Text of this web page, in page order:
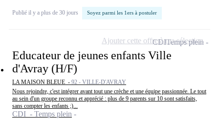
Publié il y a plus de 30 jours Soyez parmi les 1ers à postuler
Educateur de jeunes enfants Ville
d'Avray (H/F)
LA MAISON BLEUE - 92 - VILLE-D'AVRAY
Nous rejoindre, c'est intégrer avant tout une crèche et une équipe passionnée. Le tout
au sein d'un groupe reconnu et apprécié : plus de 9 parents sur 10 sont satisfaits,
sans compter les enfants ;)...
CDI - Temps plein
CDITemps plein
Ajouter cette offre à ma sélection